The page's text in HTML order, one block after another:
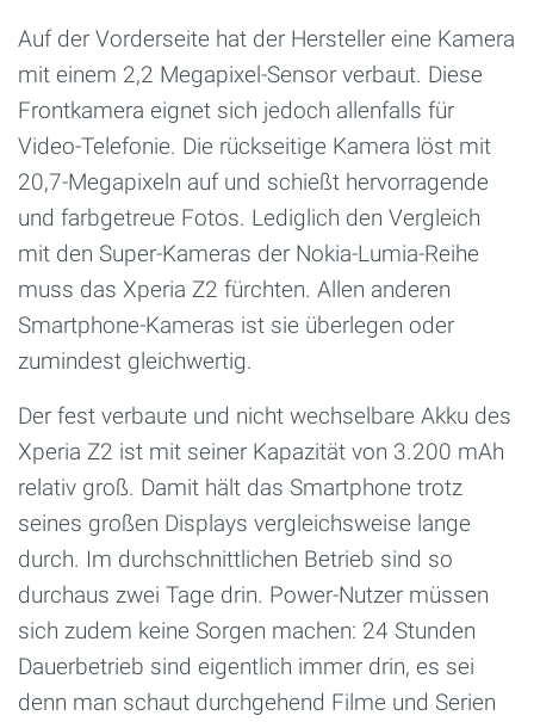
Auf der Vorderseite hat der Hersteller eine Kamera
mit einem 2,2 Megapixel-Sensor verbaut. Diese
Frontkamera eignet sich jedoch allenfalls für
Video-Telefonie. Die rückseitige Kamera löst mit
20,7-Megapixeln auf und schießt hervorragende
und farbgetreue Fotos. Lediglich den Vergleich
mit den Super-Kameras der Nokia-Lumia-Reihe
muss das Xperia Z2 fürchten. Allen anderen
Smartphone-Kameras ist sie überlegen oder
zumindest gleichwertig.
Der fest verbaute und nicht wechselbare Akku des
Xperia Z2 ist mit seiner Kapazität von 3.200 mAh
relativ groß. Damit hält das Smartphone trotz
seines großen Displays vergleichsweise lange
durch. Im durchschnittlichen Betrieb sind so
durchaus zwei Tage drin. Power-Nutzer müssen
sich zudem keine Sorgen machen: 24 Stunden
Dauerbetrieb sind eigentlich immer drin, es sei
denn man schaut durchgehend Filme und Serien